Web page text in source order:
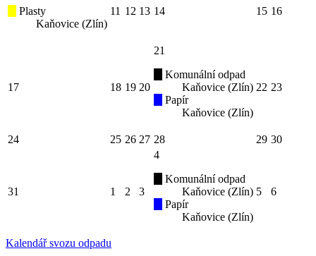
Plasty
Kaňovice (Zlín)
11 12 13 14 15 16
17 18 19 20
21
Komunální odpad
Kaňovice (Zlín)
Papír
Kaňovice (Zlín)
22 23
24 25 26 27 28 29 30
31 1 2 3
4
Komunální odpad
Kaňovice (Zlín)
Papír
Kaňovice (Zlín)
5 6
Kalendář svozu odpadu